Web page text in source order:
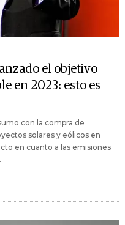
el objetivo
en 2023: esto es
con la compra de
solares y eólicos en
en cuanto a las emisiones